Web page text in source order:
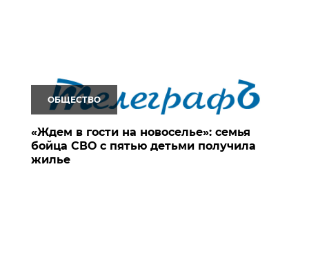
ОБЩЕСТВО
«Ждем в гости на новоселье»: семья
бойца СВО с пятью детьми получила
жилье